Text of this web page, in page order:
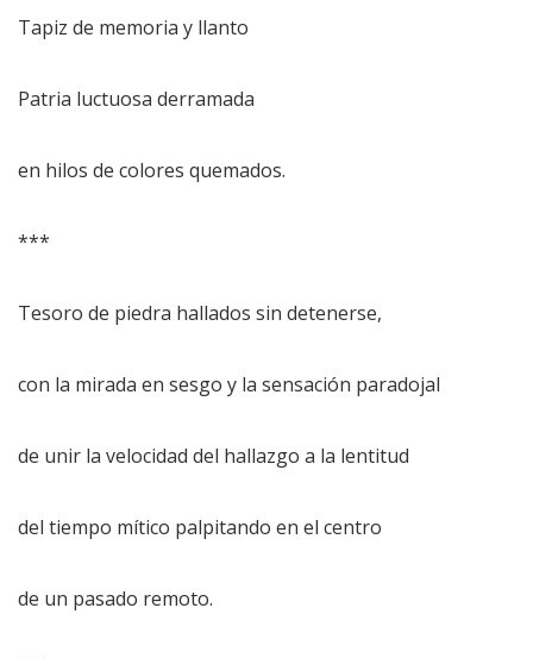
Tapiz de memoria y llanto
Patria luctuosa derramada
en hilos de colores quemados.
***
Tesoro de piedra hallados sin detenerse,
con la mirada en sesgo y la sensación paradojal
de unir la velocidad del hallazgo a la lentitud
del tiempo mítico palpitando en el centro
de un pasado remoto.